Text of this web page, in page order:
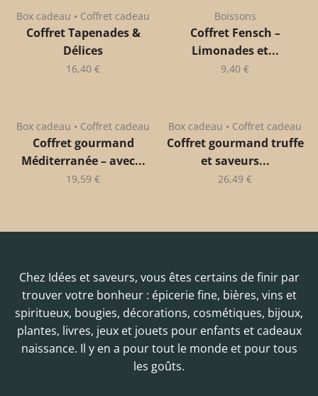
Box cadeau • Coffret cadeau
Coffret Tapenades &
Délices
16,40 €
Boissons
Coffret Fensch –
Limonades et...
9,40 €
Box cadeau • Coffret cadeau
Coffret gourmand
Méditerranée – avec...
19,59 €
Box cadeau • Coffret cadeau
Coffret gourmand truffe
et saveurs...
26,49 €
Chez Idées et saveurs, vous êtes certains de finir par
trouver votre bonheur : épicerie fine, bières, vins et
spiritueux, bougies, décorations, cosmétiques, bijoux,
plantes, livres, jeux et jouets pour enfants et cadeaux
naissance. Il y en a pour tout le monde et pour tous
les goûts.